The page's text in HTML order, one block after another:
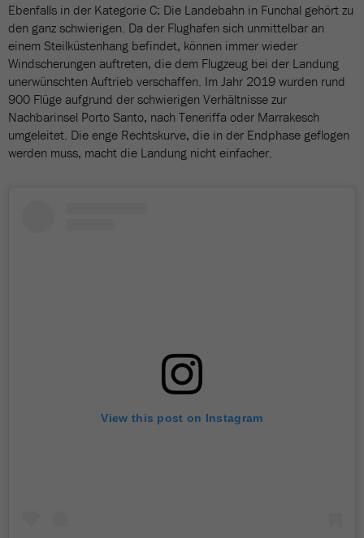
Ebenfalls in der Kategorie C: Die Landebahn in Funchal gehört zu
den ganz schwierigen. Da der Flughafen sich unmittelbar an
einem Steilküstenhang befindet, können immer wieder
Windscherungen auftreten, die dem Flugzeug bei der Landung
unerwünschten Auftrieb verschaffen. Im Jahr 2019 wurden rund
900 Flüge aufgrund der schwierigen Verhältnisse zur
Nachbarinsel Porto Santo, nach Teneriffa oder Marrakesch
umgeleitet. Die enge Rechtskurve, die in der Endphase geflogen
werden muss, macht die Landung nicht einfacher.
View this post on Instagram